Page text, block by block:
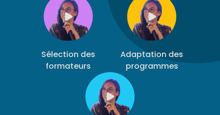
Sélection des
formateurs
Adaptation des
programmes